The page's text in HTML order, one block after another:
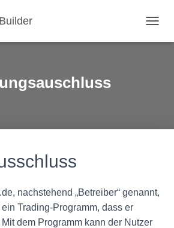
O
O
nachstehend „Betreiber“ genannt,
Trading-Programm, dass er
dem Programm kann der Nutzer